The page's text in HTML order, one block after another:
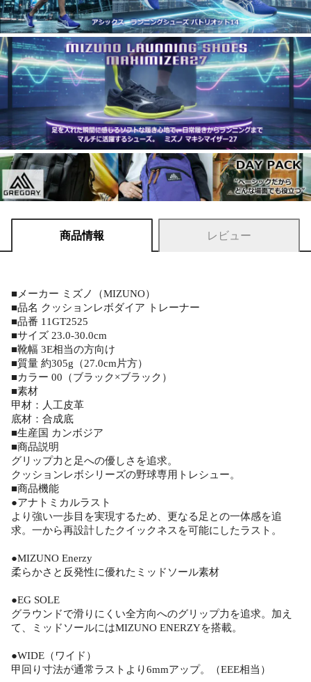
商品情報 レビュー
■メーカー ミズノ（MIZUNO）
■品名 クッションレボダイア トレーナー
■品番 11GT2525
■サイズ 23.0-30.0cm
■靴幅 3E相当の方向け
■質量 約305g（27.0cm片方）
■カラー 00（ブラック×ブラック）
■素材
甲材：人工皮革
底材：合成底
■生産国 カンボジア
■商品説明
グリップ力と足への優しさを追求。
クッションレボシリーズの野球専用トレシュー。
■商品機能
●アナトミカルラスト
より強い一歩目を実現するため、更なる足との一体感を追
求。一から再設計したクイックネスを可能にしたラスト。
●MIZUNO Enerzy
柔らかさと反発性に優れたミッドソール素材
●EG SOLE
グラウンドで滑りにくい全方向へのグリップ力を追求。加え
て、ミッドソールにはMIZUNO ENERZYを搭載。
●WIDE（ワイド）
甲回り寸法が通常ラストより6mmアップ。（EEE相当）